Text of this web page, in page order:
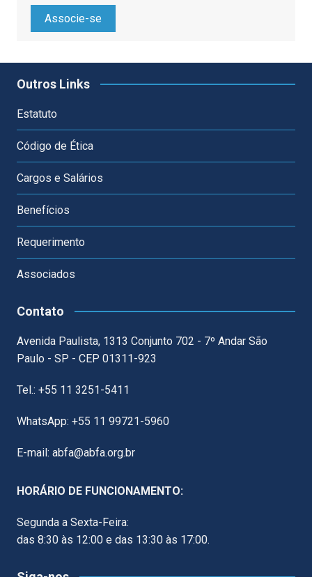
Associe-se
Outros Links
Estatuto
Código de Ética
Cargos e Salários
Benefícios
Requerimento
Associados
Contato
Avenida Paulista, 1313 Conjunto 702 - 7º Andar São
Paulo - SP - CEP 01311-923
Tel.: +55 11 3251-5411
WhatsApp: +55 11 99721-5960
E-mail: abfa@abfa.org.br
HORÁRIO DE FUNCIONAMENTO:
Segunda a Sexta-Feira:
das 8:30 às 12:00 e das 13:30 às 17:00.